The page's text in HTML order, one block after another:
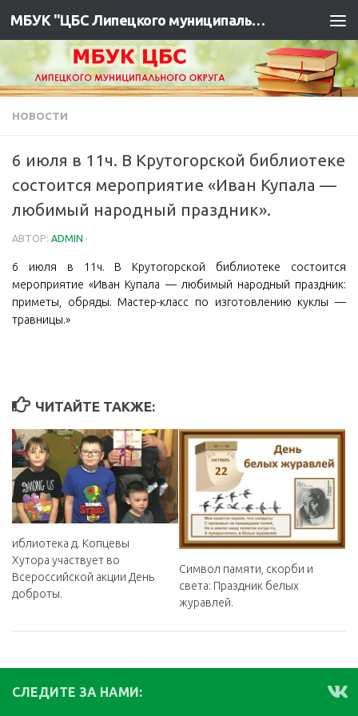
МБУК "ЦБС Липецкого муниципального района"
НОВОСТИ
6 июля в 11ч. В Крутогорской библиотеке
состоится мероприятие «Иван Купала —
любимый народный праздник».
АВТОР: ADMIN ·
6 июля в 11ч. В Крутогорской библиотеке состоится
мероприятие «Иван Купала — любимый народный праздник:
приметы, обряды. Мастер-класс по изготовлению куклы —
травницы.»
ЧИТАЙТЕ ТАКЖЕ:
иблиотека д. Копцевы
Хутора участвует во
Всероссийской акции День
доброты.
️Символ памяти, скорби и
света: Праздник белых
журавлей.
СЛЕДИТЕ ЗА НАМИ: